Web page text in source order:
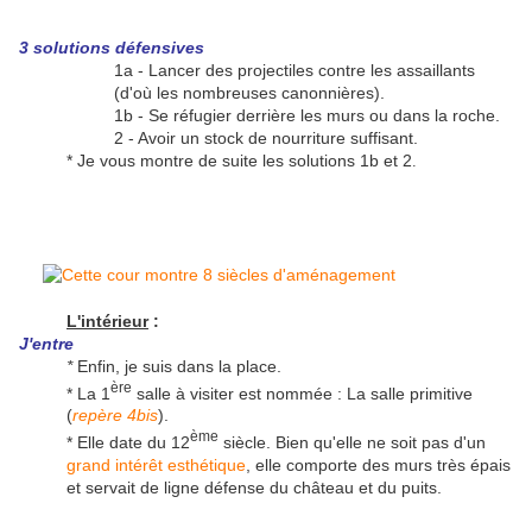
3 solutions défensives
1a - Lancer des projectiles contre les assaillants
(d'où les nombreuses canonnières).
1b - Se réfugier derrière les murs ou dans la roche.
2 - Avoir un stock de nourriture suffisant.
* Je vous montre de suite les solutions 1b et 2
L'intérieur:
J'entre
*Enfin, je suis dans la place.
* La 1 ère salle à visiter est nommée : La salle primitive
(repère 4bis).
* Elle date du 12ème siècle. Bien qu'elle ne soit pas d'un
grand intérêt esthétique , elle comporte des murs très épais
et servait de ligne défense du château et du puits.